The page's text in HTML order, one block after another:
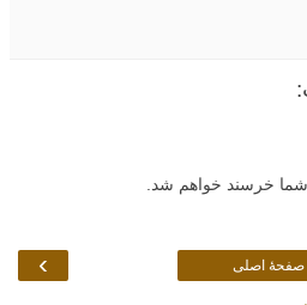
شما خرسند خواهم شد.
› صفحهٔ اصلی